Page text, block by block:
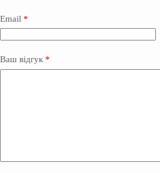
Email *
Ваш відгук *